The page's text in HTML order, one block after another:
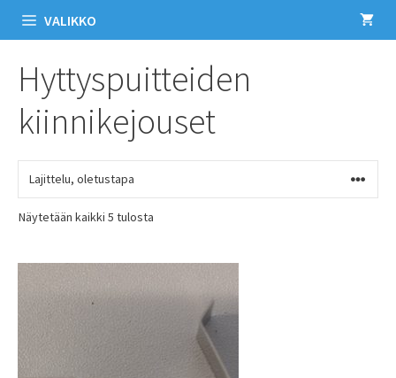
VALIKKO
Hyttyspuitteiden
kiinnikejouset
Näytetään kaikki 5 tulosta